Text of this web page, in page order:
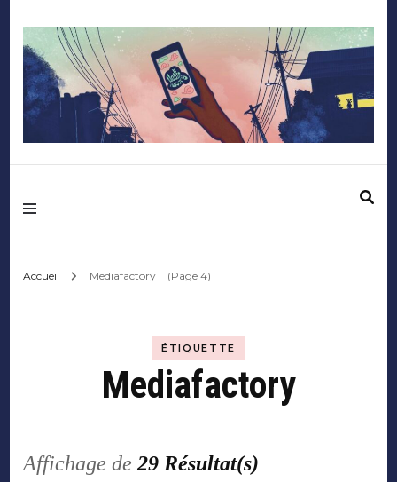
Mediafactory – Le
d'Audencia
Accueil Mediafactory (Page 4)
ÉTIQUETTE
Mediafactory
Affichage de29 Résultat(s)